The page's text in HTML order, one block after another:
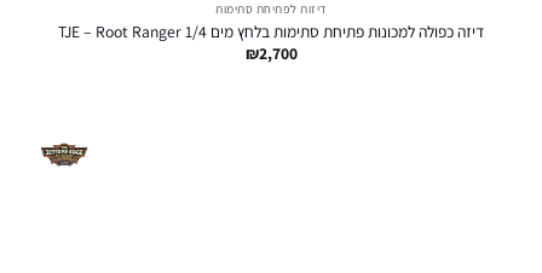
דיזות לפתיחת סתימות
דיזה כפולה למכונות פתיחת סתימות בלחץ מים TJE – Root Ranger 1/4
₪2,700